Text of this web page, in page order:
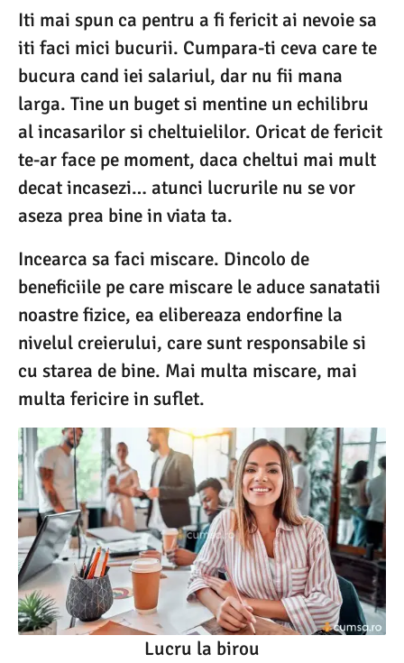
Iti mai spun ca pentru a fi fericit ai nevoie sa
iti faci mici bucurii. Cumpara-ti ceva care te
bucura cand iei salariul, dar nu fii mana
larga. Tine un buget si mentine un echilibru
al incasarilor si cheltuielilor. Oricat de fericit
te-ar face pe moment, daca cheltui mai mult
decat incasezi… atunci lucrurile nu se vor
aseza prea bine in viata ta.
Incearca sa faci miscare. Dincolo de
beneficiile pe care miscare le aduce sanatatii
noastre fizice, ea elibereaza endorfine la
nivelul creierului, care sunt responsabile si
cu starea de bine. Mai multa miscare, mai
multa fericire in suflet.
Lucru la birou